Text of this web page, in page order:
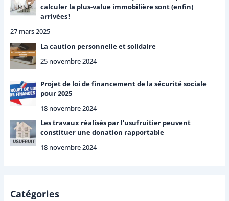
calculer la plus-value immobilière sont (enfin)
arrivées !
27 mars 2025
La caution personnelle et solidaire
25 novembre 2024
Projet de loi de financement de la sécurité sociale
pour 2025
18 novembre 2024
Les travaux réalisés par l’usufruitier peuvent
constituer une donation rapportable
18 novembre 2024
Catégories